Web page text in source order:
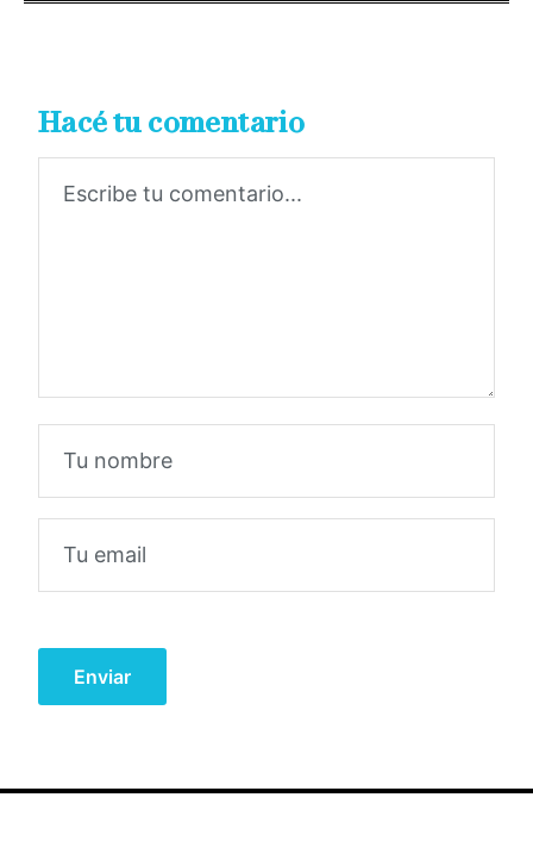
Hacé tu comentario